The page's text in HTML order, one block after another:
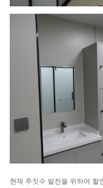
현재 주짓수 발전을 위하여 할